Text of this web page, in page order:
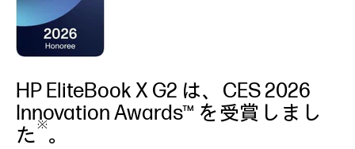
HP EliteBook X G2 は、CES 2026
Innovation Awards™ を受賞しまし
た※。